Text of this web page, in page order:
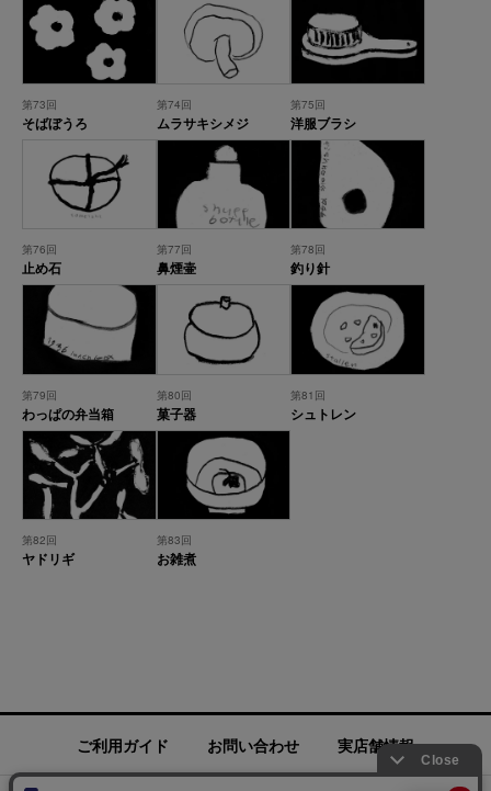
第73回
そばぼうろ
第74回
ムラサキシメジ
第75回
洋服ブラシ
第76回
止め石
第77回
鼻煙壷
第78回
釣り針
第79回
わっぱの弁当箱
第80回
菓子器
第81回
シュトレン
第82回
ヤドリギ
第83回
お雑煮
ご利用ガイド お問い合わせ 実店舗情報